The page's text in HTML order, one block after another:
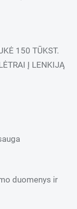
150 TŪKST.
Į LENKIJĄ
duomenys ir